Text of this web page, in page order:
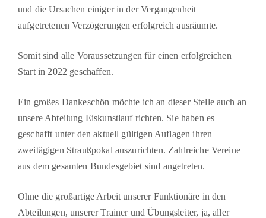
und die Ursachen einiger in der Vergangenheit
aufgetretenen Verzögerungen erfolgreich ausräumte.
Somit sind alle Voraussetzungen für einen erfolgreichen
Start in 2022 geschaffen.
Ein großes Dankeschön möchte ich an dieser Stelle auch an
unsere Abteilung Eiskunstlauf richten. Sie haben es
geschafft unter den aktuell gültigen Auflagen ihren
zweitägigen Straußpokal auszurichten. Zahlreiche Vereine
aus dem gesamten Bundesgebiet sind ange­treten.
Ohne die großartige Arbeit unserer Funktionäre in den
Abteilungen, unserer Trainer und Übungsleiter, ja, aller